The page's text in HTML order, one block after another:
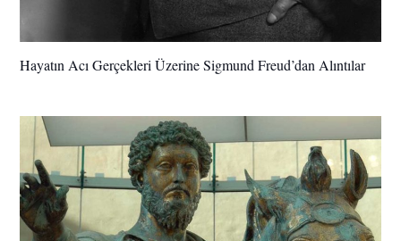
Hayatın Acı Gerçekleri Üzerine Sigmund Freud’dan Alıntılar